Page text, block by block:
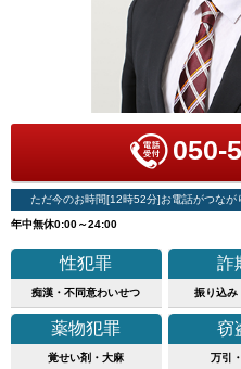
050-
ただ今のお時間[12時52分]お電話がつなが
年中無休0:00～24:00
性犯罪
痴漢・不同意わいせつ
詐
振り込み
薬物犯罪
覚せい剤・大麻
窃
万引